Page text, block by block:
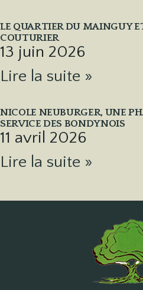
LE QUARTIER DU MAINGUY
COUTURIER
13 juin 2026
Lire la suite »
NICOLE NEUBURGER, UNE
SERVICE DES BONDYNOIS
11 avril 2026
Lire la suite »